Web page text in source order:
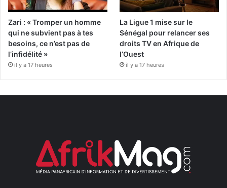
Zari : « Tromper un homme
qui ne subvient pas à tes
besoins, ce n’est pas de
l’infidélité »
il y a 17 heures
La Ligue 1 mise sur le
Sénégal pour relancer ses
droits TV en Afrique de
l’Ouest
il y a 17 heures